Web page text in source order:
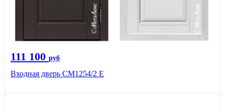
111 100 руб
Входная дверь СМ1254/2 E